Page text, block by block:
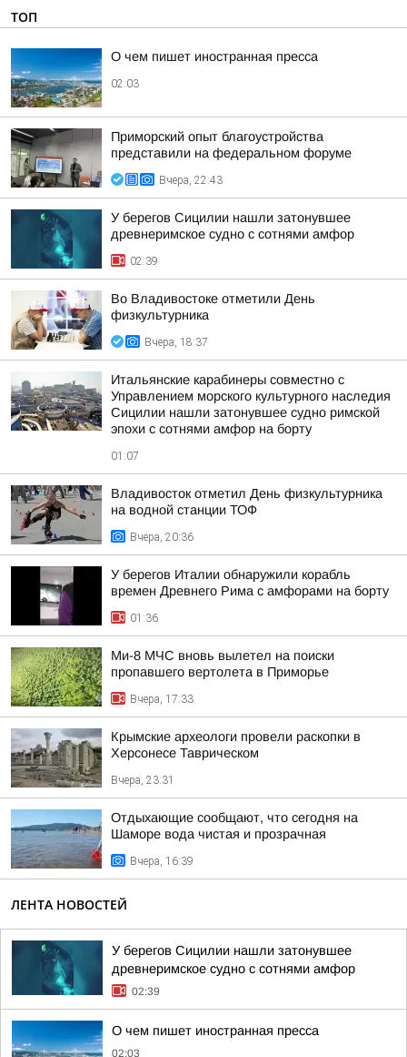
ТОП
О чем пишет иностранная пресса
02:03
Приморский опыт благоустройства
представили на федеральном форуме
Вчера, 22:43
У берегов Сицилии нашли затонувшее
древнеримское судно с сотнями амфор
02:39
Во Владивостоке отметили День
физкультурника
Вчера, 18:37
Итальянские карабинеры совместно с
Управлением морского культурного наследия
Сицилии нашли затонувшее судно римской
эпохи с сотнями амфор на борту
01:07
Владивосток отметил День физкультурника
на водной станции ТОФ
Вчера, 20:36
У берегов Италии обнаружили корабль
времен Древнего Рима с амфорами на борту
01:36
Ми-8 МЧС вновь вылетел на поиски
пропавшего вертолета в Приморье
Вчера, 17:33
Крымские археологи провели раскопки в
Херсонесе Таврическом
Вчера, 23:31
Отдыхающие сообщают, что сегодня на
Шаморе вода чистая и прозрачная
Вчера, 16:39
ЛЕНТА НОВОСТЕЙ
У берегов Сицилии нашли затонувшее
древнеримское судно с сотнями амфор
02:39
О чем пишет иностранная пресса
02:03